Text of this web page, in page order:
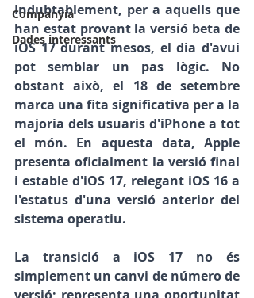
Companyia
Dades interessants
Indubtablement, per a aquells que
han estat provant la versió beta de
iOS 17 durant mesos, el dia d'avui
pot semblar un pas lògic. No
obstant això, el 18 de setembre
marca una fita significativa per a la
majoria dels usuaris d'iPhone a tot
el món. En aquesta data, Apple
presenta oficialment la versió final
i estable d'iOS 17, relegant iOS 16 a
l'estatus d'una versió anterior del
sistema operatiu.
La transició a iOS 17 no és
simplement un canvi de número de